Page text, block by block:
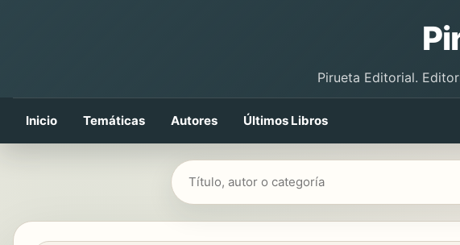
Pirueta Editorial.
Inicio Temáticas Autores Últimos Libros
Buscar libros